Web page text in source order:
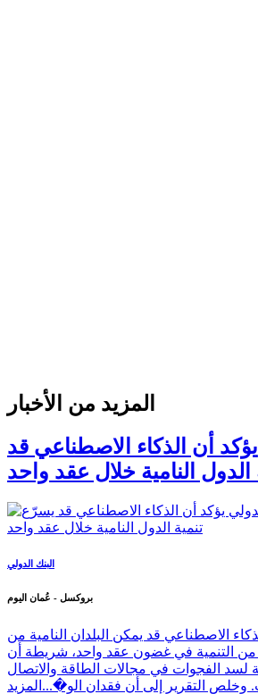
المزيد من الأخبار
يؤكد أن الذكاء الاصطناعي قد
النامية خلال عقد واحد
البنك الدولي
بروكسل - عُمان اليوم
الاصطناعي قد يمكن البلدان النامية من
من التنمية في غضون عقد واحد، شريطة أن
الفجوات في مجالات الطاقة والاتصال
وخلص التقرير إلى أن فقدان الو�... المزيد